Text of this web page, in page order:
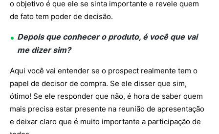
o objetivo é que ele se sinta importante e revele quem
de fato tem poder de decisão.
Depois que conhecer o produto, é você que vai
me dizer sim?
Aqui você vai entender se o prospect realmente tem o
papel de decisor de compra. Se ele disser que sim,
ótimo! Se ele responder que não, é hora de saber quem
mais precisa estar presente na reunião de apresentação
e deixar claro que é muito importante a participação de